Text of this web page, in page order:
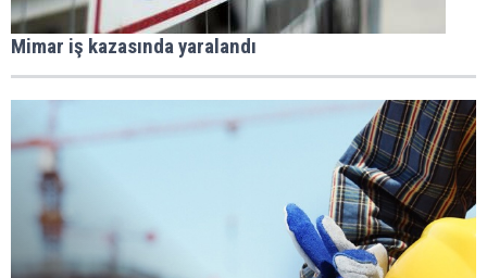
Mimar iş kazasında yaralandı